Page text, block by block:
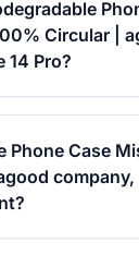
Circular |
14 Pro?
Phone Case
company,